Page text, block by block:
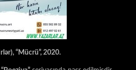
“Mücrü”, 2020.